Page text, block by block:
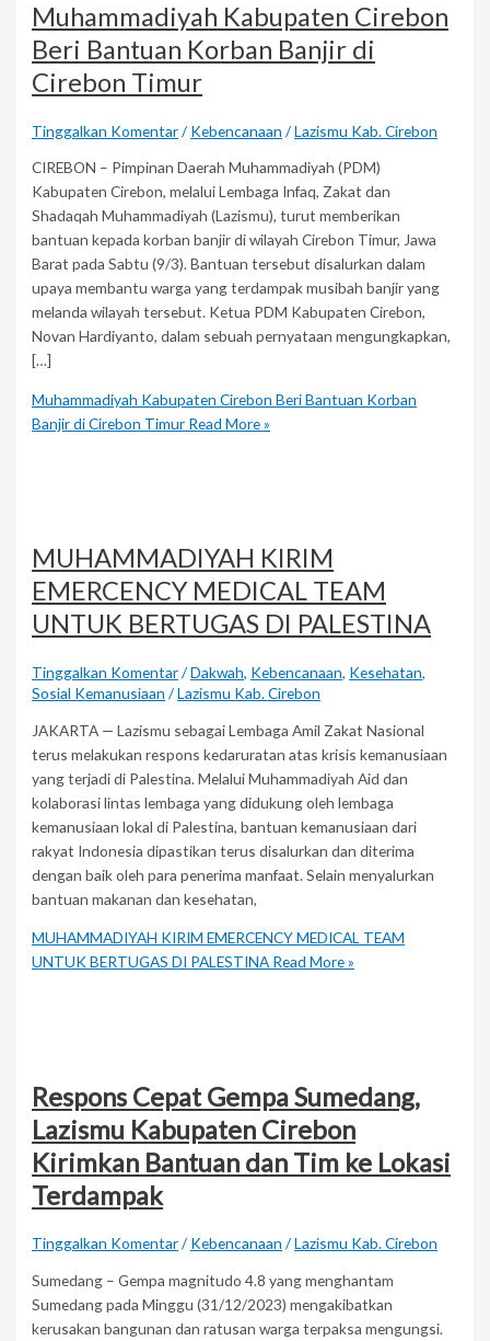
Muhammadiyah Kabupaten Cirebon
Beri Bantuan Korban Banjir di
Cirebon Timur
Tinggalkan Komentar/ Kebencanaan /Lazismu Kab. Cirebon
CIREBON – Pimpinan Daerah Muhammadiyah (PDM)
Kabupaten Cirebon, melalui Lembaga Infaq, Zakat dan
Shadaqah Muhammadiyah (Lazismu), turut memberikan
bantuan kepada korban banjir di wilayah Cirebon Timur, Jawa
Barat pada Sabtu (9/3). Bantuan tersebut disalurkan dalam
upaya membantu warga yang terdampak musibah banjir yang
melanda wilayah tersebut. Ketua PDM Kabupaten Cirebon,
Novan Hardiyanto, dalam sebuah pernyataan mengungkapkan,
[…]
Muhammadiyah Kabupaten Cirebon Beri Bantuan Korban
Banjir di Cirebon Timur Read More »
MUHAMMADIYAH KIRIM
EMERCENCY MEDICAL TEAM
UNTUK BERTUGAS DI PALESTINA
Tinggalkan Komentar/Dakwah, Kebencanaan, Kesehatan,
Sosial Kemanusiaan /Lazismu Kab. Cirebon
JAKARTA — Lazismu sebagai Lembaga Amil Zakat Nasional
terus melakukan respons kedaruratan atas krisis kemanusiaan
yang terjadi di Palestina. Melalui Muhammadiyah Aid dan
kolaborasi lintas lembaga yang didukung oleh lembaga
kemanusiaan lokal di Palestina, bantuan kemanusiaan dari
rakyat Indonesia dipastikan terus disalurkan dan diterima
dengan baik oleh para penerima manfaat. Selain menyalurkan
bantuan makanan dan kesehatan,
MUHAMMADIYAH KIRIM EMERCENCY MEDICAL TEAM
UNTUK BERTUGAS DI PALESTINA Read More »
Respons Cepat Gempa Sumedang,
Lazismu Kabupaten Cirebon
Kirimkan Bantuan dan Tim ke Lokasi
Terdampak
Tinggalkan Komentar/ Kebencanaan /Lazismu Kab. Cirebon
Sumedang – Gempa magnitudo 4.8 yang menghantam
Sumedang pada Minggu (31/12/2023) mengakibatkan
kerusakan bangunan dan ratusan warga terpaksa mengungsi.